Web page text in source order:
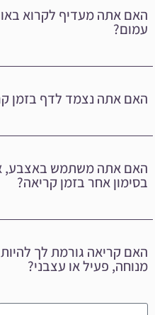
האם אתה מעדיף לקרוא
עמום?
האם אתה נצמד לדף בזמן
האם אתה משתמש באצבע,
בסימון אחר בזמן קריאה?
האם קריאה גורמת לך
מנוחה, פעיל או עצבני?